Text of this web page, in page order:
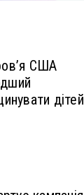
США
дітей